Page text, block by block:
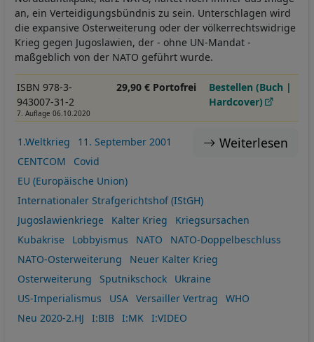
an, ein Verteidigungsbündnis zu sein. Unterschlagen wird
die expansive Osterweiterung oder der völkerrechtswidrige
Krieg gegen Jugoslawien, der - ohne UN-Mandat -
maßgeblich von der NATO geführt wurde.
ISBN 978-3-
943007-31-2
7. Auflage 06.10.2020
29,90 € Portofrei
Bestellen (Buch |
Hardcover)
Weiterlesen
1.Weltkrieg
11. September 2001
CENTCOM
Covid
EU (Europäische Union)
Internationaler Strafgerichtshof (IStGH)
Jugoslawienkriege
Kalter Krieg
Kriegsursachen
Kubakrise
Lobbyismus NATO
NATO-Doppelbeschluss
NATO-Osterweiterung
Neuer Kalter Krieg
Osterweiterung
Sputnikschock
Ukraine
US-Imperialismus
USA Versailler Vertrag
WHO
Neu 2020-2.HJ
I:BIB I:MK I:VIDEO